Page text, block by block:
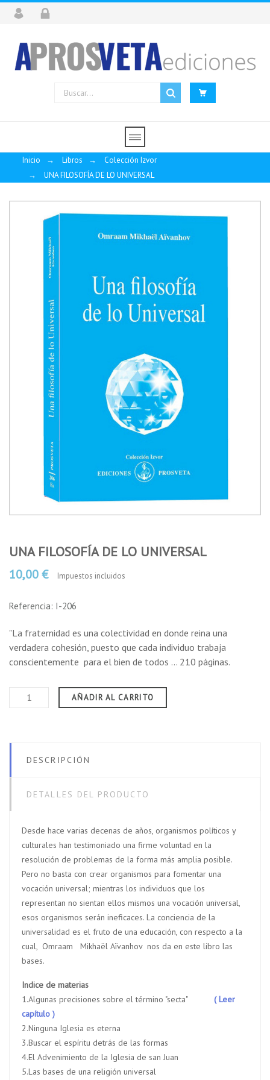
Inicio → Libros →
Colección Izvor
→
UNA FILOSOFÍA DE LO UNIVERSAL
UNA FILOSOFÍA DE LO UNIVERSAL
10,00 € Impuestos incluidos
Referencia: I-206
"La fraternidad es una colectividad en donde reina una
verdadera cohesión, puesto que cada individuo trabaja
conscientemente para el bien de todos ... 210 páginas.
AÑADIR AL CARRITO
DESCRIPCIÓN
DETALLES DEL PRODUCTO
Desde hace varias decenas de años, organismos políticos y
culturales han testimoniado una firme voluntad en la
resolución de problemas de la forma más amplia posible.
Pero no basta con crear organismos para fomentar una
vocación universal; mientras los individuos que los
representan no sientan ellos mismos una vocación universal,
esos organismos serán ineficaces. La conciencia de la
universalidad es el fruto de una educación, con respecto a la
cual, Omraam Mikhaël Aïvanhov nos da en este libro las
bases.
Indice de materias
1.Algunas precisiones sobre el término "secta"
( Leer
capítulo )
2.Ninguna Iglesia es eterna
3.Buscar el espíritu detrás de las formas
4.El Advenimiento de la Iglesia de san Juan
5.Las bases de una religión universal